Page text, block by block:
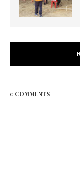
0 COMMENTS